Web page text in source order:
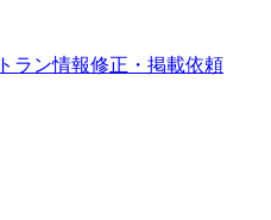
ラン情報修正・掲載依頼